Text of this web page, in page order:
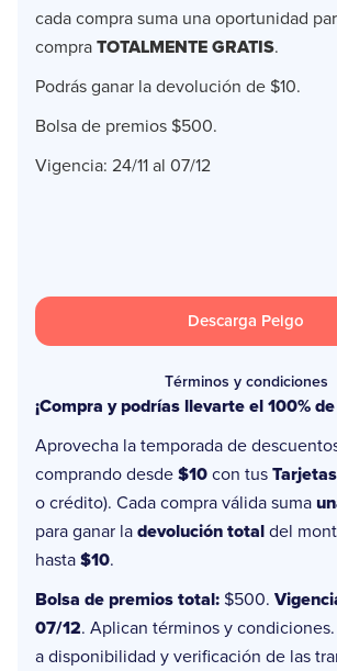
cada compra suma una oportunidad
compra TOTALMENTE GRATIS.
Podrás ganar la devolución de $10.
Bolsa de premios $500.
Vigencia: 24/11 al 07/12
Descarga Peigo
Términos y condiciones
¡Compra y podrías llevarte el 100%
Aprovecha la temporada de
comprando desde $10 con tus
o crédito). Cada compra válida suma
para ganar la devolución total del
hasta $10.
Bolsa de premios total: $500.
07/12. Aplican términos y
a disponibilidad y verificación de las